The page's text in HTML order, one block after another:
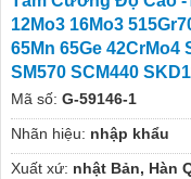
12Mo3 16Mo3
65Mn 65Ge 42CrMo4
SM570 SCM440
Mã số: G-59146-1
Nhãn hiệu: nhập khẩu
Xuất xứ: nhật Bản, Hàn